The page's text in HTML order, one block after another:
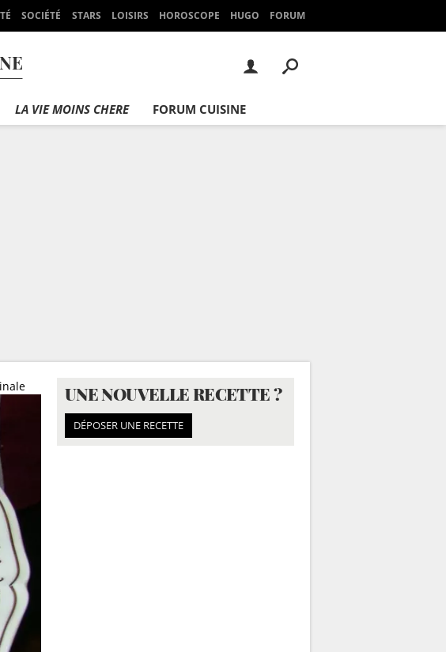
SOCIÉTÉ STARS LOISIRS HOROSCOPE HUGO FORUM
LA VIE MOINS CHERE FORUM CUISINE
UNE NOUVELLE RECETTE ?
DÉPOSER UNE RECETTE